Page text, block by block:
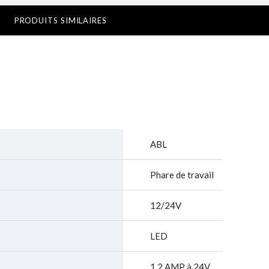
PRODUITS SIMILAIRES
ABL
Phare de travail
12/24V
LED
1,2 AMP à 24V